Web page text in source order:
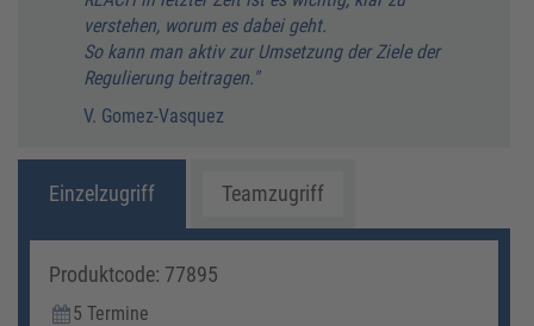
verstehen, worum es dabei geht.
So kann man aktiv zur Umsetzung der Ziele der
Regulierung beitragen."
V. Gomez-Vasquez
Einzelzugriff Teamzugriff
Produktcode: 77895
5 Termine